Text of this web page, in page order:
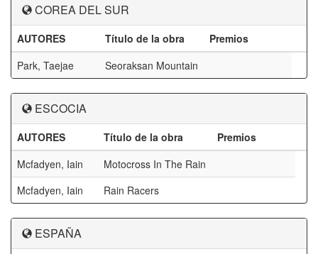
COREA DEL SUR
AUTORES Título de la obra
Premios
Park, Taejae
Seoraksan Mountain
ESCOCIA
AUTORES Título de la obra
Premios
Mcfadyen, Iain
Motocross In The Rain
Mcfadyen, Iain
Rain Racers
ESPAÑA